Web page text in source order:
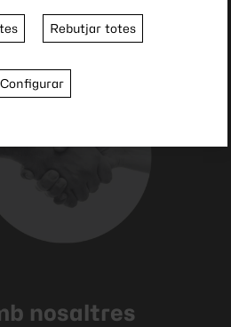
nosaltres
Rebutjar totes
Configurar